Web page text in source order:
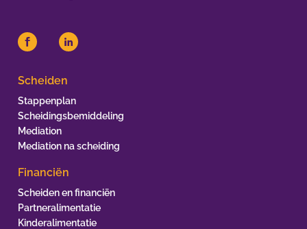
Scheiden
Stappenplan
Scheidingsbemiddeling
Mediation
Mediation na scheiding
Financiën
Scheiden en financiën
Partneralimentatie
Kinderalimentatie